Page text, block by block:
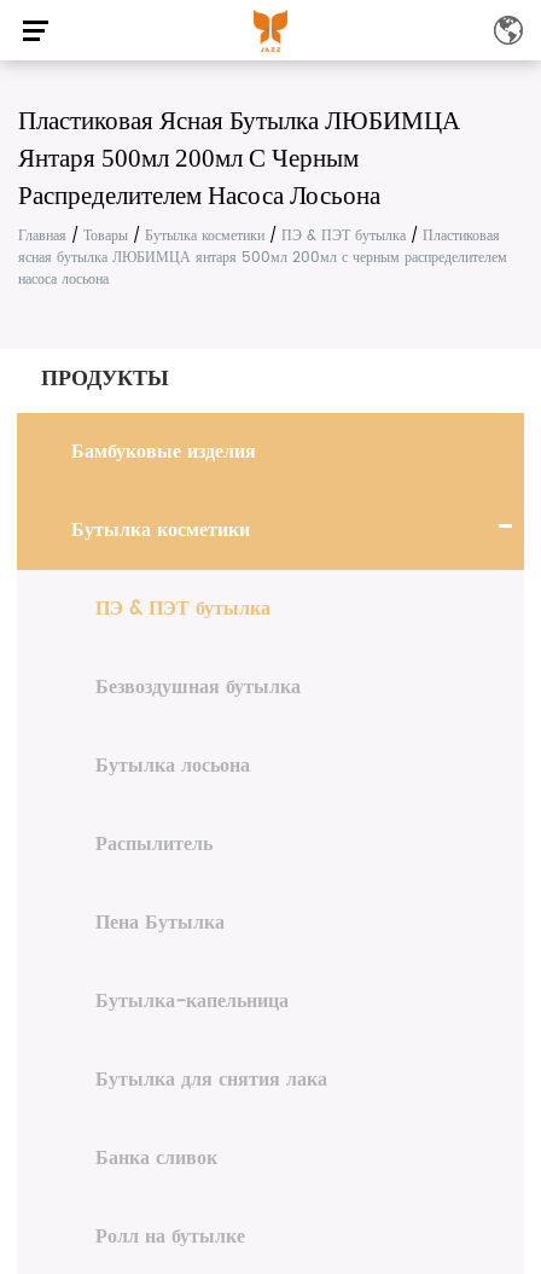
Пластиковая Ясная Бутылка ЛЮБИМЦА
Янтаря 500мл 200мл С Черным
Распределителем Насоса Лосьона
Главная / Товары / Бутылка косметики / ПЭ & ПЭТ бутылка / Пластиковая
ясная бутылка ЛЮБИМЦА янтаря 500мл 200мл с черным распределителем
насоса лосьона
ПРОДУКТЫ
Бамбуковые изделия
Бутылка косметики
ПЭ & ПЭТ бутылка
Безвоздушная бутылка
Бутылка лосьона
Распылитель
Пена Бутылка
Бутылка-капельница
Бутылка для снятия лака
Банка сливок
Ролл на бутылке